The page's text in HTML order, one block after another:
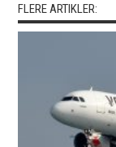
FLERE ARTIKLER: